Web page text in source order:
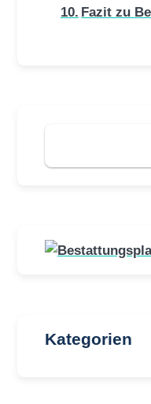
Fazit zu
Suchen
Kategorien